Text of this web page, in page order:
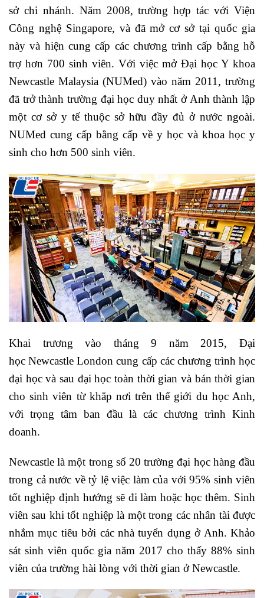
sở chi nhánh. Năm 2008, trường hợp tác với Viện
Công nghệ Singapore, và đã mở cơ sở tại quốc gia
này và hiện cung cấp các chương trình cấp bằng hỗ
trợ hơn 700 sinh viên. Với việc mở Đại học Y khoa
Newcastle Malaysia (NUMed) vào năm 2011, trường
đã trở thành trường đại học duy nhất ở Anh thành lập
một cơ sở y tế thuộc sở hữu đầy đủ ở nước ngoài.
NUMed cung cấp bằng cấp về y học và khoa học y
sinh cho hơn 500 sinh viên.
Khai trương vào tháng 9 năm 2015, Đại
học Newcastle London cung cấp các chương trình học
đại học và sau đại học toàn thời gian và bán thời gian
cho sinh viên từ khắp nơi trên thế giới du học Anh,
với trọng tâm ban đầu là các chương trình Kinh
doanh.
Newcastle là một trong số 20 trường đại học hàng đầu
trong cả nước về tỷ lệ việc làm của với 95% sinh viên
tốt nghiệp định hướng sẽ đi làm hoặc học thêm. Sinh
viên sau khi tốt nghiệp là một trong các nhân tài được
nhắm mục tiêu bởi các nhà tuyển dụng ở Anh. Khảo
sát sinh viên quốc gia năm 2017 cho thấy 88% sinh
viên của trường hài lòng với thời gian ở Newcastle.